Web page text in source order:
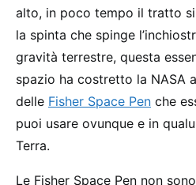
alto, in poco tempo il tratto
la spinta che spinge
gravità terrestre, questa
spazio ha costretto la NASA
delle Fisher Space Pen che
puoi usare ovunque e in
Terra.
Le Fisher Space Pen non